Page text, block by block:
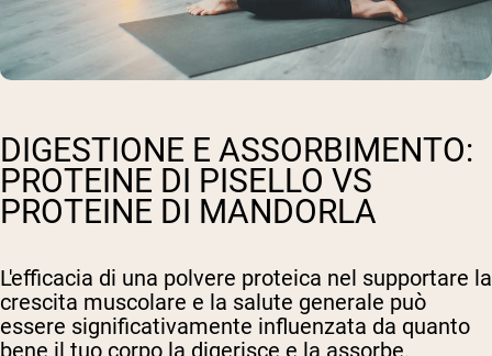
DIGESTIONE E ASSORBIMENTO:
PROTEINE DI PISELLO VS
PROTEINE DI MANDORLA
L'efficacia di una polvere proteica nel supportare la
crescita muscolare e la salute generale può
essere significativamente influenzata da quanto